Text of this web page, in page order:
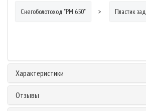
Снегоболотоход "РМ 650" Пластик
Характеристики
Отзывы